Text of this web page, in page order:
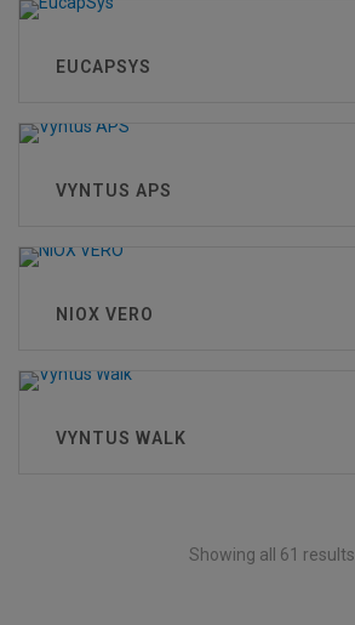
EUCAPSYS
VYNTUS APS
NIOX VERO
VYNTUS WALK
Showing all 61 results